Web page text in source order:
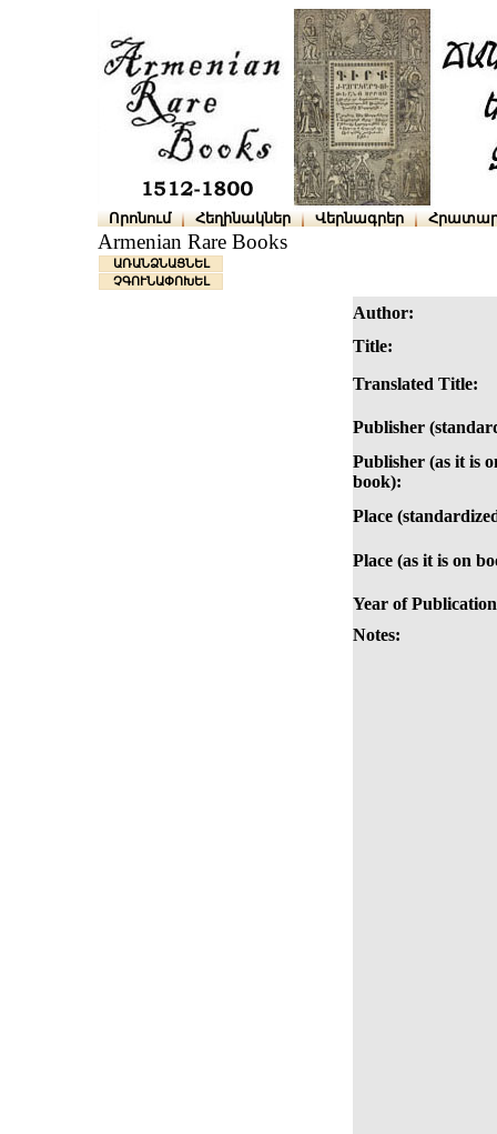
Որոնում Հեղինակներ Վերնագրեր
Armenian Rare Books
ԱՌԱՆՁՆԱՑՆԵԼ
ՉԳՈՒՆԱՓՈԽԵԼ
Author:
Title:
Translated Title:
Publisher
Publisher (as it is
book):
Place
Place (as it is on
Year of
Notes: